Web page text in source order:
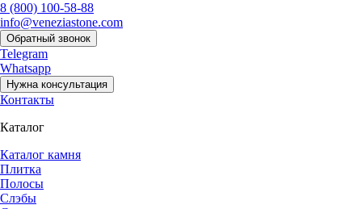
8 (800) 100-58-88
info@veneziastone.com
Обратный звонок
Telegram
Whatsapp
Нужна консультация
Контакты
Каталог
Каталог камня
Плитка
Полосы
Слэбы